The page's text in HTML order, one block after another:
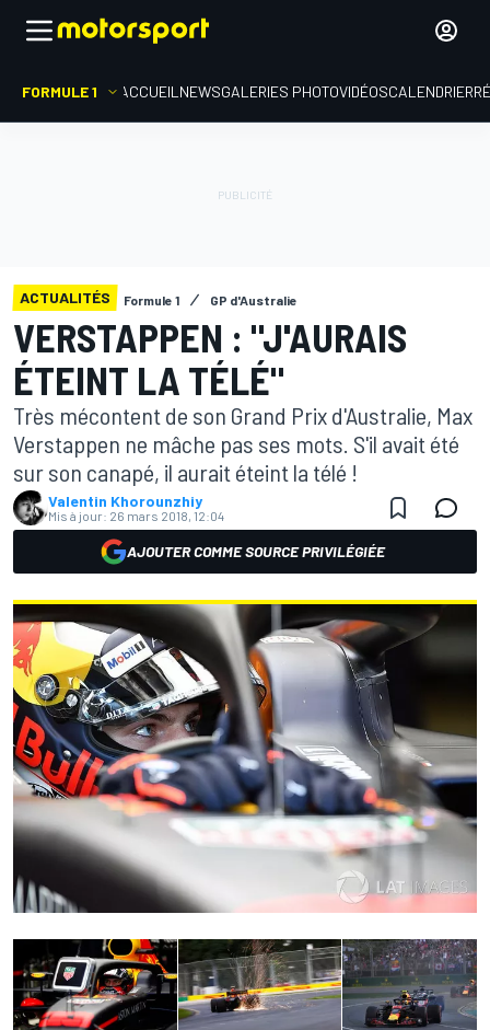
FORMULE 1 ACCUEIL NEWSGALERIES PHOTOVIDÉOSCALENDRIER
ACTUALITÉS Formule 1 GP d'Australie
VERSTAPPEN : "J'AURAIS
ÉTEINT LA TÉLÉ"
Très mécontent de son Grand Prix d'Australie, Max
Verstappen ne mâche pas ses mots. S'il avait été
sur son canapé, il aurait éteint la télé !
Valentin Khorounzhiy
Mis à jour: 26 mars 2018, 12:04
AJOUTER COMME SOURCE PRIVILÉGIÉE